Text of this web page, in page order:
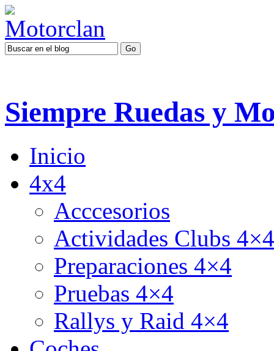
Siempre Ruedas y
Inicio
4x4
Acccesorios
Actividades Clubs 4×4
Preparaciones 4×4
Pruebas 4×4
Rallys y Raid 4×4